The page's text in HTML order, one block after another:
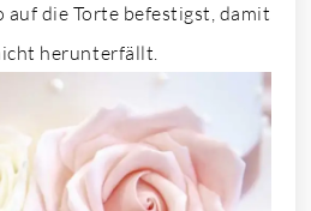
auf die Torte befestigst, damit
herunterfällt.